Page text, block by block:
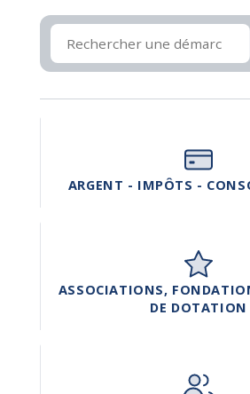
ARGENT - IMPÔTS -
ASSOCIATIONS,
DE DOTATION